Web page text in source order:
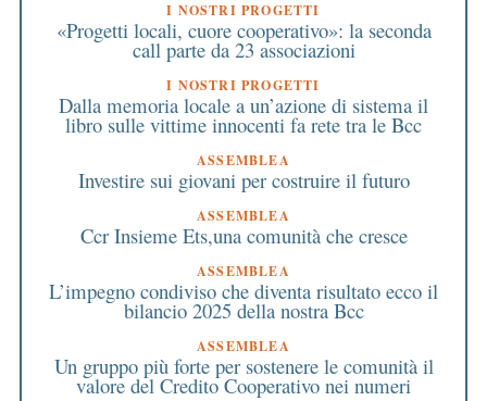
I NOSTRI PROGETTI
«Progetti locali, cuore cooperativo»: la seconda
call parte da 23 associazioni
I NOSTRI PROGETTI
Dalla memoria locale a un’azione di sistema il
libro sulle vittime innocenti fa rete tra le Bcc
ASSEMBLEA
Investire sui giovani per costruire il futuro
ASSEMBLEA
Ccr Insieme Ets,una comunità che cresce
ASSEMBLEA
L’impegno condiviso che diventa risultato ecco il
bilancio 2025 della nostra Bcc
ASSEMBLEA
Un gruppo più forte per sostenere le comunità il
valore del Credito Cooperativo nei numeri